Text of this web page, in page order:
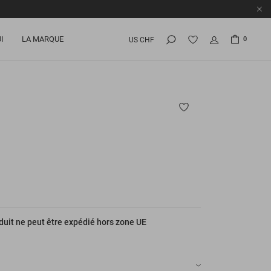
LA MARQUE US CHF 0
ne peut être expédié hors zone UE